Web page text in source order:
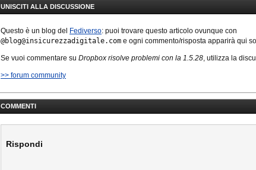
UNISCITI ALLA DISCUSSIONE
Questo è un blog del Fediverso: puoi trovare questo articolo ovunque con
@blog@insicurezzadigitale.com e ogni commento/risposta apparirà qui
Se vuoi commentare su Dropbox risolve problemi con la 1.5.28 , utilizza la
>> forum community
COMMENTI
Rispondi